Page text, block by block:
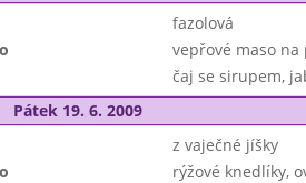
fazolová
vepřové maso
čaj se sirupem,
Pátek 19. 6. 2009
z vaječné jíšky
rýžové knedlíky,